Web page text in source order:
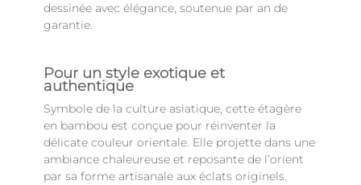
dessinée avec élégance, soutenue par an de
garantie.
Pour un style exotique et
authentique
Symbole de la culture asiatique, cette étagère
en bambou est conçue pour réinventer la
délicate couleur orientale. Elle projette dans une
ambiance chaleureuse et reposante de l’orient
par sa forme artisanale aux éclats originels.